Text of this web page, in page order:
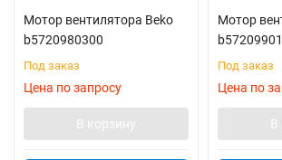
Мотор вентилятора Beko
b5720980300
Под заказ
Цена по запросу
В корзину
Мотор
Под заказ
Цена по
В